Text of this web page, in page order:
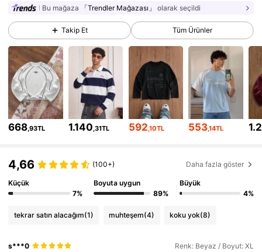
4,81 331K Takipçiler
4,81 331K Takipçiler
4,81 331K Takipçiler
4,81 331K Takipçiler
4,81 331K Takipçiler
331K Takipçiler
4,81 331K Takipçiler
4,81
Bu mağaza 「Trendler Mağazası」 olarak seçildi
Takip Et Tüm Ürünler
668,93TL 1.140,31TL 592,10TL 553,14TL
4,66 (100+) Daha fazla göster
Küçük
7%
Boyuta uygun
89%
Büyük
4%
tekrar satın alacağım(1) muhteşem(4) koku yok(8)
s***0 Renk: Beyaz / Boyut: XL